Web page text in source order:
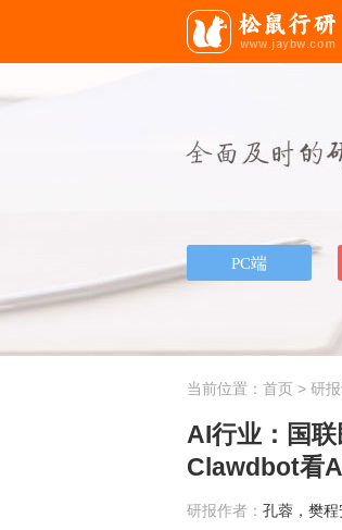
当前位置： 首页 > 研
AI行业：国
Clawdbot看
研报作者： 孔蓉，樊